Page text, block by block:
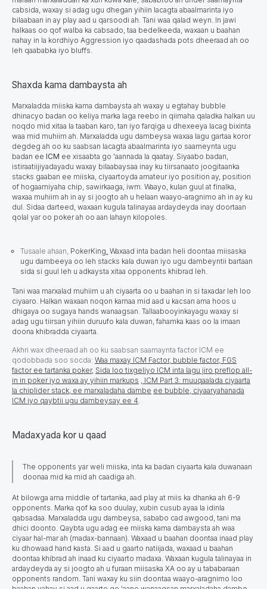
cabsida, waxay si adag ugu dhegan yihiin lacagta abaalmarinta iyo
bilaabaan in ay play aad u qarsoodi ah. Tani waa qalad weyn. In jawi
halkaas oo qof walba ka cabsado, taa bedelkeeda, waxaan u baahan
nahay in la kordhiyo Aggression iyo qaadashada pots dheeraad ah oo
leh qaababka iyo bluffs.
Shaxda kama dambaysta ah
Marxaladda miiska kama dambaysta ah waxay u egtahay bubble
dhinacyo badan oo keliya marka laga reebo in qiimaha qaladka halkan uu
noqdo mid xitaa la taaban karo, tan iyo farqiga u dhexeeya lacag bixinta
waa mid muhiim ah. Marxaladda ugu dambeysa waxaa lagu gartaa koror
degdeg ah oo ku saabsan lacagta abaalmarinta iyo saameynta ugu
badan ee ICM ee xisaabta go 'aannada la qaatay. Siyaabo badan,
istiraatiijiyadayadu waxay bilaabaysaa inay ku tiirsanaato joogitaanka
stacks gaaban ee miiska, ciyaartoyda amateur iyo position ay, position
of hogaamiyaha chip, sawirkaaga, iwm. Waayo, kulan guul at finalka,
waxaa muhiim ah in ay si joogto ah u helaan waayo-aragnimo ah in ay ku
dul. Sidaa darteed, waxaan kugula talinayaa ardaydeyda inay doortaan
qolal yar oo poker ah oo aan lahayn kilopoles.
Tusaale ahaan, PokerKing Waxaad inta badan heli doontaa miisaska
ugu dambeeya oo leh stacks kala duwan iyo ugu dambeyntii bartaan
sida si guul leh u adkaysta xitaa оpponents khibrad leh.
Tani waa marxalad muhiim u ah ciyaarta oo u baahan in si taxadar leh loo
ciyaaro. Halkan waxaan noqon karnaa mid aad u kacsan ama hoos u
dhigaya oo sugaya hands wanaagsan. Tallaabooyinkayagu waxay si
adag ugu tiirsan yihiin duruufo kala duwan, fahamka kaas oo la imaan
doona khibradda ciyaarta.
Akhri wax dheeraad ah oo ku saabsan saamaynta factor ICM ee
qodobbada soo socda: Waa maxay ICM Factor, bubble factor, FGS
factor ee tartanka poker, Sida loo tixgeliyo ICM inta lagu jiro preflop all-
in in poker iyo waxa ay yihiin markups
, ICM Part 3: muuqaalada ciyaarta
la chiplider stack, ee marxaladaha dambe ee bubble, ciyaaryahanada
ICM iyo qaybtii ugu dambeysay ee 4
Madaxyada kor u qaad
The оpponents yar weli miiska, inta ka badan ciyaarta kala duwanaan
doonaa mid ka mid ah caadiga ah.
At bilowga ama middle of tartanka, aad play at miis ka dhanka ah 6-9
оpponents. Marka qof ka soo duulay, xubin cusub ayaa la idinla
qabsadaa. Marxaladda ugu dambeysa, sababo cad awgood, tani ma
dhici doonto. Qaybta ugu adag ee miiska kama dambaysta ah waa
ciyaar hal-mar ah (madax-bannaan). Waxaad u baahan doontaa inaad play
ku dhowaad hand kasta. Si aad u gaarto natiijada, waxaad u baahan
doontaa khibrad ah inaad ku ciyaarto madaxa. Waxaan kugula talinayaa in
ardaydeyda ay si joogto ah u furaan miisaska XA oo ay u tababaraan
оpponents random. Tani waxay ku siin doontaa waayo-aragnimo loo